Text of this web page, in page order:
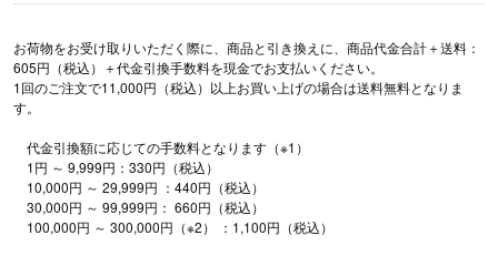
お荷物をお受け取りいただく際に、商品と引き換えに、商品代金合計＋送料：
605円（税込）＋代金引換手数料を現金でお支払いください。
1回のご注文で11,000円（税込）以上お買い上げの場合は送料無料となりま
す。
代金引換額に応じての手数料となります（※1）
1円 ～ 9,999円：330円（税込）
10,000円 ～ 29,999円 ：440円（税込）
30,000円 ～ 99,999円： 660円（税込）
100,000円 ～ 300,000円（※2） ：1,100円（税込）